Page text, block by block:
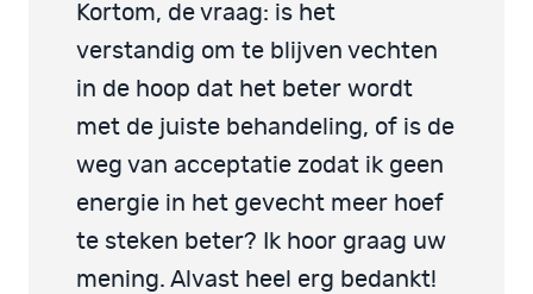
Kortom, de vraag: is het
verstandig om te blijven vechten
in de hoop dat het beter wordt
met de juiste behandeling, of is de
weg van acceptatie zodat ik geen
energie in het gevecht meer hoef
te steken beter? Ik hoor graag uw
mening. Alvast heel erg bedankt!